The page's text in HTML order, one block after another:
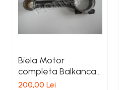
Biela Motor
completa Balkancar
D2500
200,00 Lei